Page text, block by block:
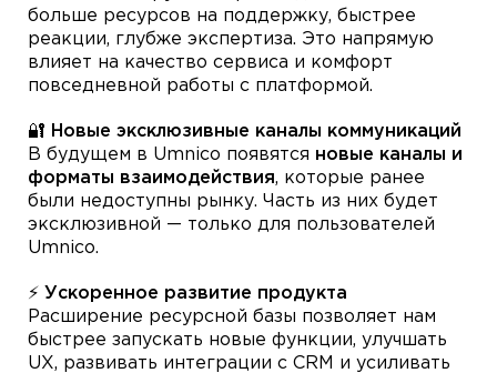
больше ресурсов на поддержку, быстрее
реакции, глубже экспертиза. Это напрямую
влияет на качество сервиса и комфорт
повседневной работы с платформой.
🔐 Новые эксклюзивные каналы коммуникаций
В будущем в Umnico появятся новые каналы и
форматы взаимодействия, которые ранее
были недоступны рынку. Часть из них будет
эксклюзивной — только для пользователей
Umnico.
⚡ Ускоренное развитие продукта
Расширение ресурсной базы позволяет нам
быстрее запускать новые функции, улучшать
UX, развивать интеграции с CRM и усиливать